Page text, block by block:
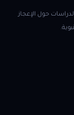
حول الإعجاز